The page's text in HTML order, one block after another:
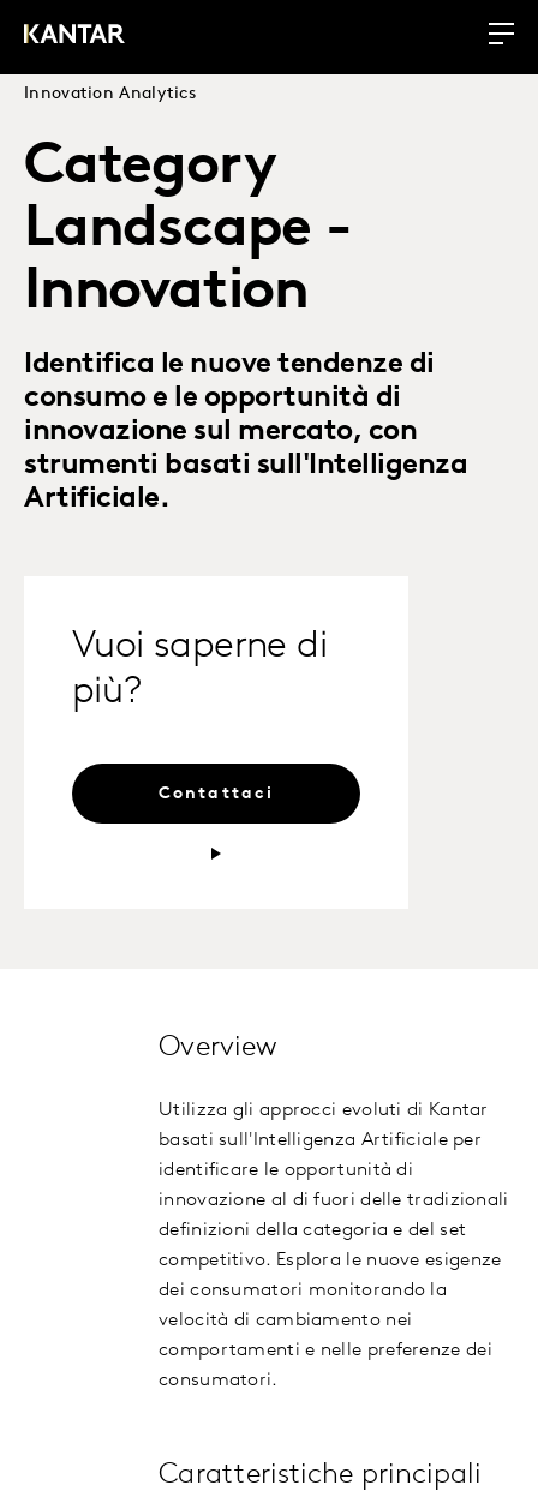
Innovation Analytics
Category
Landscape -
Innovation
Identifica le nuove tendenze di
consumo e le opportunità di
innovazione sul mercato, con
strumenti basati sull'Intelligenza
Artificiale.
Vuoi saperne di
più?
Contattaci
Overview
Utilizza gli approcci evolutidi Kantar
basati sull'I ntelligenza Artificiale per
identificare le opportunità di
innovazione al di fuori delle tradizionali
definizioni dellacategoria e de l set
competitivo. Esplora le nuove esigenze
dei consumatori monitorando la
velocità di cambiamento nei
comportamenti e nelle preferenze dei
consumatori.
Caratteristiche principali